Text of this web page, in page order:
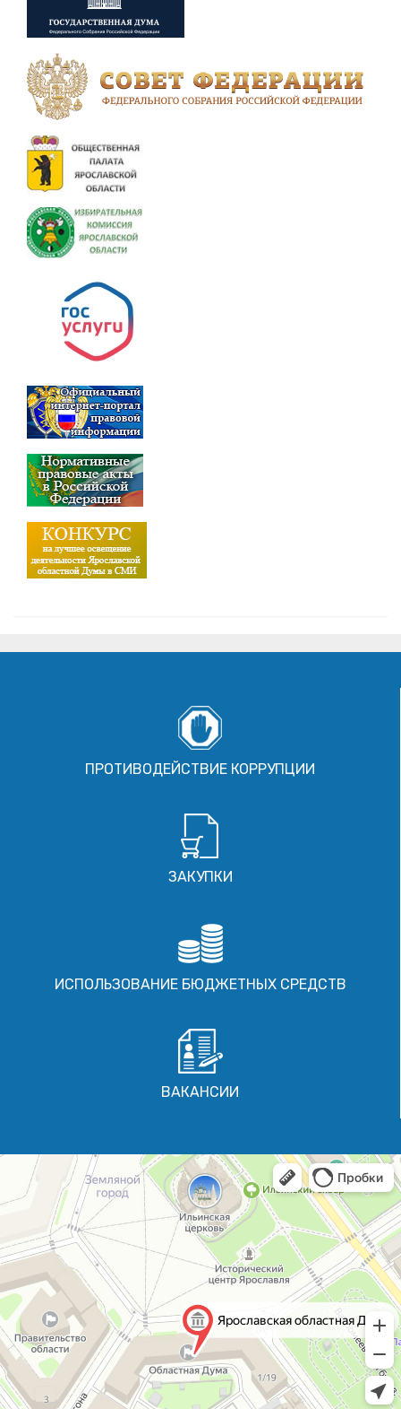
ПРОТИВОДЕЙСТВИЕ КОРРУПЦИИ
ЗАКУПКИ
ИСПОЛЬЗОВАНИЕ БЮДЖЕТНЫХ СРЕДСТВ
ВАКАНСИИ